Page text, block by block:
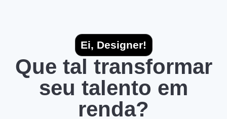
Ei, Designer!
Que tal transformar
seu talento em
renda?